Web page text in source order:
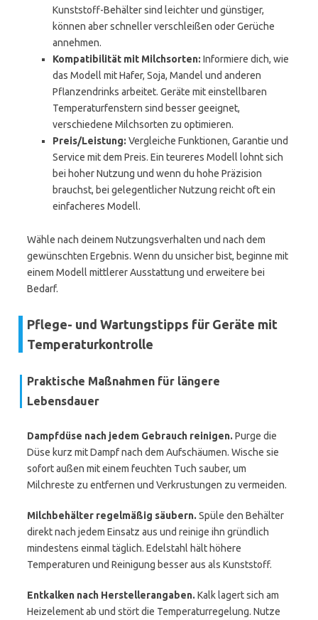
Kunststoff-Behälter sind leichter und günstiger,
können aber schneller verschleißen oder Gerüche
annehmen.
Kompatibilität mit Milchsorten: Informiere dich, wie
das Modell mit Hafer, Soja, Mandel und anderen
Pflanzendrinks arbeitet. Geräte mit einstellbaren
Temperaturfenstern sind besser geeignet,
verschiedene Milchsorten zu optimieren.
Preis/Leistung: Vergleiche Funktionen, Garantie und
Service mit dem Preis. Ein teureres Modell lohnt sich
bei hoher Nutzung und wenn du hohe Präzision
brauchst, bei gelegentlicher Nutzung reicht oft ein
einfacheres Modell.
Wähle nach deinem Nutzungsverhalten und nach dem
gewünschten Ergebnis. Wenn du unsicher bist, beginne mit
einem Modell mittlerer Ausstattung und erweitere bei
Bedarf.
Pflege- und Wartungstipps für Geräte mit
Temperaturkontrolle
Praktische Maßnahmen für längere
Lebensdauer
Dampfdüse nach jedem Gebrauch reinigen. Purge die
Düse kurz mit Dampf nach dem Aufschäumen. Wische sie
sofort außen mit einem feuchten Tuch sauber, um
Milchreste zu entfernen und Verkrustungen zu vermeiden.
Milchbehälter regelmäßig säubern. Spüle den Behälter
direkt nach jedem Einsatz aus und reinige ihn gründlich
mindestens einmal täglich. Edelstahl hält höhere
Temperaturen und Reinigung besser aus als Kunststoff.
Entkalken nach Herstellerangaben. Kalk lagert sich am
Heizelement ab und stört die Temperaturregelung. Nutze